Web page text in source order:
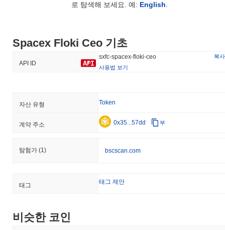
로 탐색해 보세요. 예: English.
Spacex Floki Ceo 기초
API ID
sxfc-spacex-floki-ceo
복사
사용법 보기
자산 유형 Token
계약 주소 0x35...57dd 부
탐험가 (1) bscscan.com
태그 태그 제안
비슷한 코인